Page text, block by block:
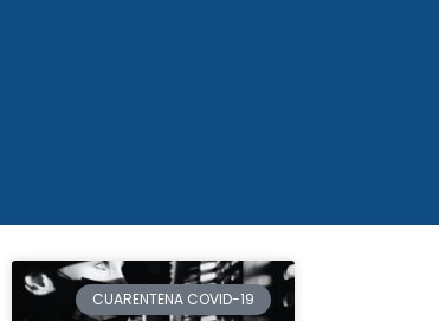
CUARENTENA COVID-19